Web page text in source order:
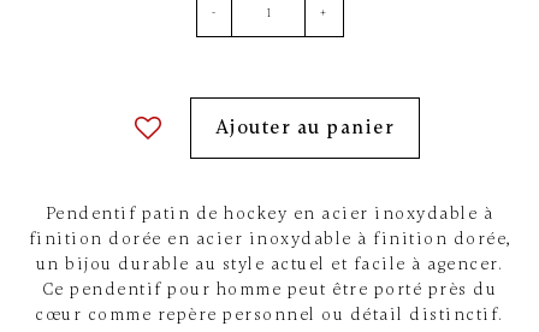
- +
Ajouter au panier
Pendentif patin de hockey en acier inoxydable à
finition dorée en acier inoxydable à finition dorée,
un bijou durable au style actuel et facile à agencer.
Ce pendentif pour homme peut être porté près du
cœur comme repère personnel ou détail distinctif.